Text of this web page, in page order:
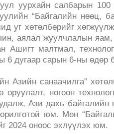
уурхайн салбарын
“Байгалийн нөөц,
уг хөтөлбөрийг
аялал жуулчлалын
Ашигт малтмал,
6 дугаар сарын 6-ны өдөр
Азийн санаачилга”
ногоон
Ази дахь байгалийн
юм. Мөн
2024 оноос эхлүүлэх юм.